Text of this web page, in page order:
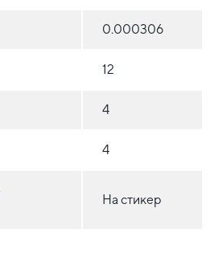
0.000306
12
4
4
На стикер